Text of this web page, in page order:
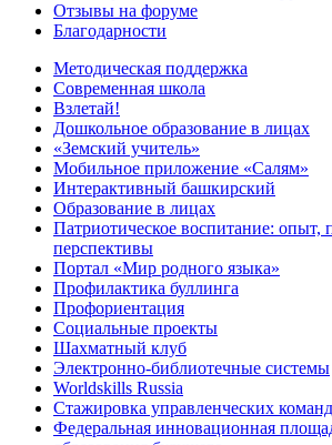
Отзывы на форуме
Благодарности
Методическая поддержка
Современная школа
Взлетай!
Дошкольное образование в лицах
«Земский учитель»
Мобильное приложение «Салям»
Интерактивный башкирский
Образование в лицах
Патриотическое воспитание: опыт,
перспективы
Портал «Мир родного языка»
Профилактика буллинга
Профориентация
Социальные проекты
Шахматный клуб
Электронно-библиотечные системы
Worldskills Russia
Стажировка управленческих команд
Федеральная инновационная